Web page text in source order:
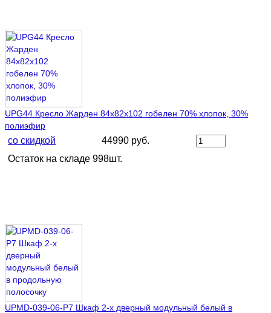
UPG44 Кресло Жарден 84х82х102 гобелен 70% хлопок, 30%
полиэфир
со скидкой
44990 руб.
Остаток на складе 998шт.
UPMD-039-06-P7 Шкаф 2-х дверный модульный белый в